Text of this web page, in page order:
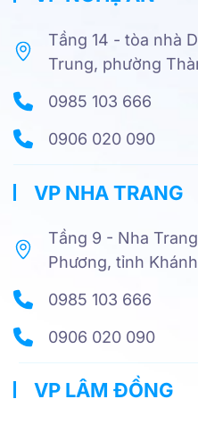
Tầng 14 - tòa nhà
Trung, phường
0985 103 666
0906 020 090
VP NHA TRANG
Tầng 9 - Nha
Phương, tỉnh
0985 103 666
0906 020 090
VP LÂM ĐỒNG